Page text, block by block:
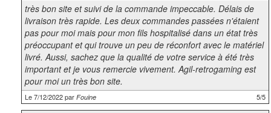
très bon site et suivi de la commande impeccable. Délais de
livraison très rapide. Les deux commandes passées n'étaient
pas pour moi mais pour mon fils hospitalisé dans un état très
préoccupant et qui trouve un peu de réconfort avec le matériel
livré. Aussi, sachez que la qualité de votre service à été très
important et je vous remercie vivement. Agil-retrogaming est
pour moi un très bon site.
Le 7/12/2022 par Fouine 5/5